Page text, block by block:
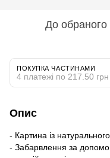
До обраного
ПОКУПКА ЧАСТИНАМИ
4 платежі по 217.50 грн
Опис
- Картина із
- Забарвлення за